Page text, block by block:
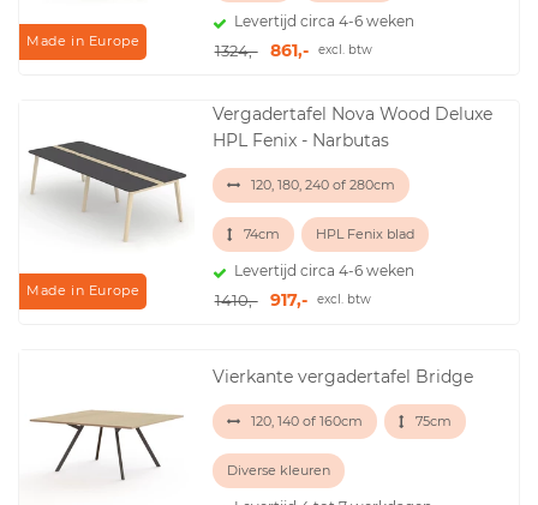
Made in Europe
Levertijd circa 4-6 weken
1324,- 861,- excl. btw
Made in Europe
Vergadertafel Nova Wood Deluxe
HPL Fenix - Narbutas
120, 180, 240 of 280cm
74cm HPL Fenix blad
Levertijd circa 4-6 weken
1410,- 917,- excl. btw
Vierkante vergadertafel Bridge
120, 140 of 160cm 75cm
Diverse kleuren